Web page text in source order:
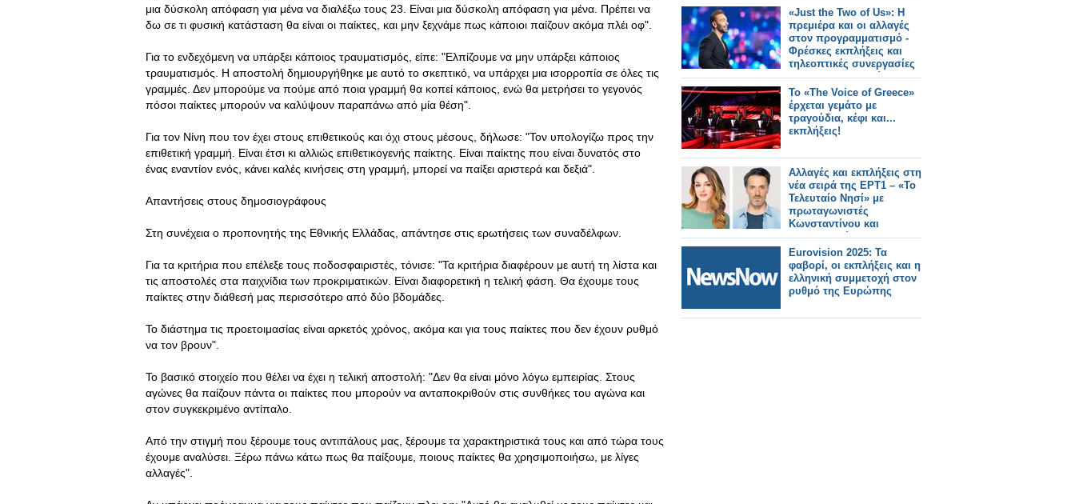
μια δύσκολη απόφαση για μένα να διαλέξω τους 23. Είναι μια δύσκολη απόφαση για μένα. Πρέπει να
δω σε τι φυσική κατάσταση θα είναι οι παίκτες, και μην ξεχνάμε πως κάποιοι παίζουν ακόμα πλέι οφ".
Για το ενδεχόμενη να υπάρξει κάποιος τραυματισμός, είπε: "Ελπίζουμε να μην υπάρξει κάποιος
τραυματισμός. Η αποστολή δημιουργήθηκε με αυτό το σκεπτικό, να υπάρχει μια ισορροπία σε όλες τις
γραμμές. Δεν μπορούμε να πούμε από ποια γραμμή θα κοπεί κάποιος, ενώ θα μετρήσει το γεγονός
πόσοι παίκτες μπορούν να καλύψουν παραπάνω από μία θέση".
Για τον Νίνη που τον έχει στους επιθετικούς και όχι στους μέσους, δήλωσε: "Τον υπολογίζω προς την
επιθετική γραμμή. Είναι έτσι κι αλλιώς επιθετικογενής παίκτης. Είναι παίκτης που είναι δυνατός στο
ένας εναντίον ενός, κάνει καλές κινήσεις στη γραμμή, μπορεί να παίξει αριστερά και δεξιά".
Απαντήσεις στους δημοσιογράφους
Στη συνέχεια ο προπονητής της Εθνικής Ελλάδας, απάντησε στις ερωτήσεις των συναδέλφων.
Για τα κριτήρια που επέλεξε τους ποδοσφαιριστές, τόνισε: "Τα κριτήρια διαφέρουν με αυτή τη λίστα και
τις αποστολές στα παιχνίδια των προκριματικών. Είναι διαφορετική η τελική φάση. Θα έχουμε τους
παίκτες στην διάθεσή μας περισσότερο από δύο βδομάδες.
Το διάστημα τις προετοιμασίας είναι αρκετός χρόνος, ακόμα και για τους παίκτες που δεν έχουν ρυθμό
να τον βρουν".
Το βασικό στοιχείο που θέλει να έχει η τελική αποστολή: "Δεν θα είναι μόνο λόγω εμπειρίας. Στους
αγώνες θα παίζουν πάντα οι παίκτες που μπορούν να ανταποκριθούν στις συνθήκες του αγώνα και
στον συγκεκριμένο αντίπαλο.
Από την στιγμή που ξέρουμε τους αντιπάλους μας, ξέρουμε τα χαρακτηριστικά τους και από τώρα τους
έχουμε αναλύσει. Ξέρω πάνω κάτω πως θα παίξουμε, ποιους παίκτες θα χρησιμοποιήσω, με λίγες
αλλαγές".
«Just the Two of Us»: Η
πρεμιέρα και οι αλλαγές
στον προγραμματισμό -
Φρέσκες εκπλήξεις και
τηλεοπτικές συνεργασίες
που θα συζητηθούν
Το «The Voice of Greece»
έρχεται γεμάτο με
τραγούδια, κέφι και...
εκπλήξεις!
Αλλαγές και εκπλήξεις στη
νέα σειρά της ΕΡΤ1 – «Το
Τελευταίο Νησί» με
πρωταγωνιστές
Κωνσταντίνου και
Παπαδοπούλου
Eurovision 2025: Τα
φαβορί, οι εκπλήξεις και η
ελληνική συμμετοχή στον
ρυθμό της Ευρώπης